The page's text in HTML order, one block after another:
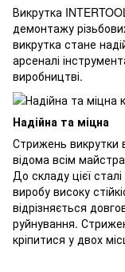
Викрутка
демонтажу
викрутка стане
арсеналі
виробництві.
Надійна та міцна
Стрижень викрутки
відома всім
До складу цієї
виробу високу
відрізняється
руйнування.
кріпитися у двох